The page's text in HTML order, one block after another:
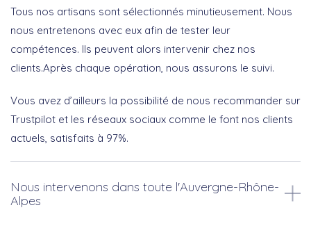
Tous nos artisans sont sélectionnés minutieusement. Nous
nous entretenons avec eux afin de tester leur
compétences. Ils peuvent alors intervenir chez nos
clients.Après chaque opération, nous assurons le suivi.
Vous avez d’ailleurs la possibilité de nous recommander sur
Trustpilot et les réseaux sociaux comme le font nos clients
actuels, satisfaits à 97%.
Nous intervenons dans toute l'Auvergne-Rhône-
Alpes